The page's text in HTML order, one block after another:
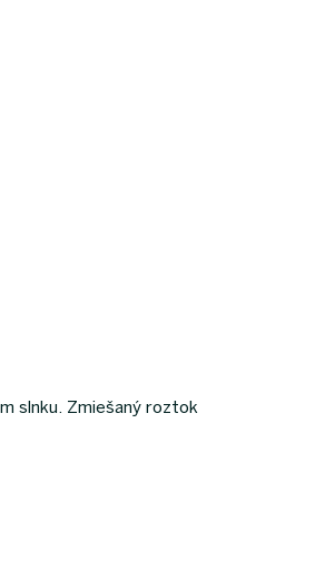
slnku. Zmiešaný roztok